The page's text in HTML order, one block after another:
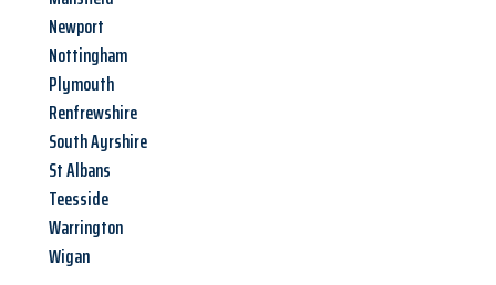
Newport
Nottingham
Plymouth
Renfrewshire
South Ayrshire
St Albans
Teesside
Warrington
Wigan